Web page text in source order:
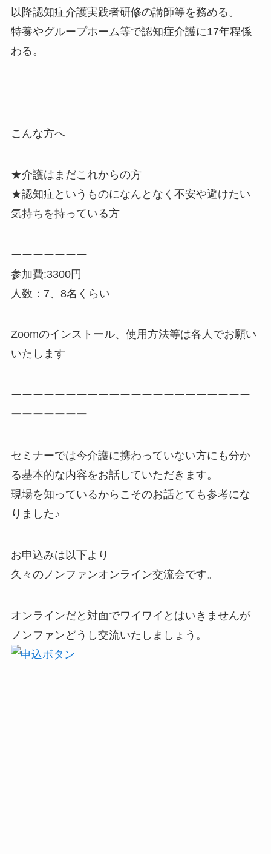
以降認知症介護実践者研修の講師等を務める。
特養やグループホーム等で認知症介護に17年程係
わる。
こんな方へ
★介護はまだこれからの方
★認知症というものになんとなく不安や避けたい
気持ちを持っている方
ーーーーーーー
参加費:3300円
人数：7、8名くらい
Zoomのインストール、使用方法等は各人でお願い
いたします
ーーーーーーーーーーーーーーーーーーーーーー
ーーーーーーー
セミナーでは今介護に携わっていない方にも分か
る基本的な内容をお話していただきます。
現場を知っているからこそのお話とても参考にな
りました♪
お申込みは以下より
久々のノンファンオンライン交流会です。
オンラインだと対面でワイワイとはいきませんが
ノンファンどうし交流いたしましょう。